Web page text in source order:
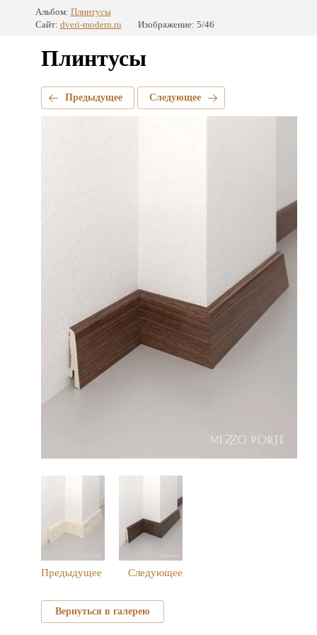
Альбом: Плинтусы
Сайт: dveri-modern.ru Изображение: 5/46
Плинтусы
Предыдущее Следующее
Предыдущее Следующее
Вернуться в галерею